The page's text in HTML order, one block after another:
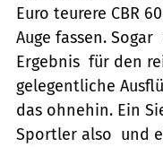
Euro teurere CBR
Auge fassen. Sogar
Ergebnis  für den
gelegentliche
das ohnehin. Ein
Sportler also  und